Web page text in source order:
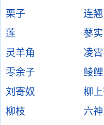
栗子
连翘
莲
蓼实
灵羊角
凌
零余子
鲮鲤
刘寄奴
柳
柳枝
六